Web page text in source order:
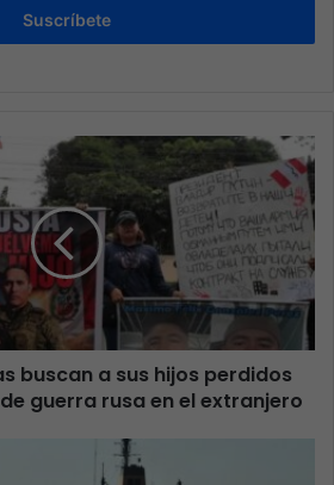
Suscríbete
buscan a sus hijos perdidos
guerra rusa en el extranjero